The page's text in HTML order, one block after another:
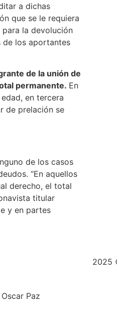
a dichas
que se le requiera
la devolución
de los aportantes
de la unión de
permanente. En
en tercera
de prelación se
de los casos
“En aquellos
derecho, el total
titular
y en partes
Paz
2025